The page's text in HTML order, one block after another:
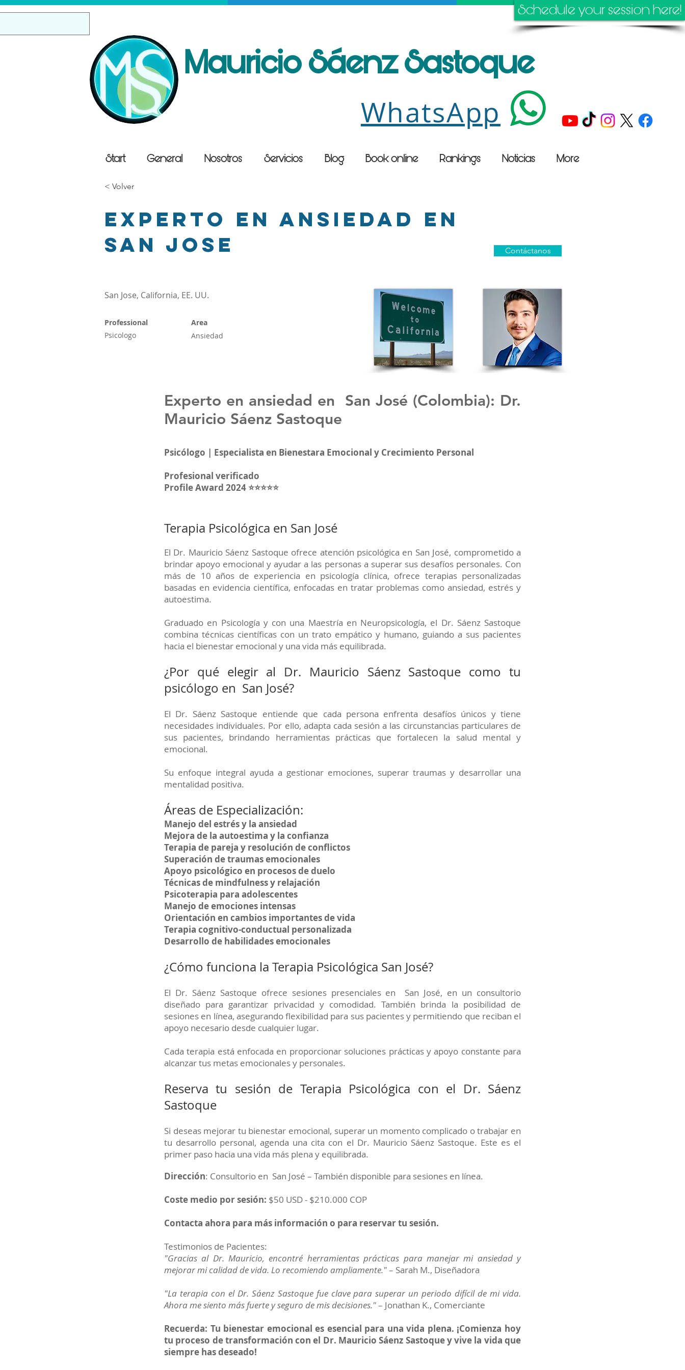
Schedule your session here!
Mauricio Sáenz Sastoque
WhatsApp
< Volver
Experto en ansiedad en
San Jose
Contáctanos
San Jose, California, EE. UU.
Professional
Psicologo
Area
Ansiedad
Experto en ansiedad en San José (Colombia): Dr.
Mauricio Sáenz Sastoque
Psicólogo | Especialista en Bienestara Emocional y Crecimiento Personal
Profesional verificado
Profile Award 2024 ⭐⭐⭐⭐⭐
Terapia Psicológica en San José
El Dr. Mauricio Sáenz Sastoque ofrece atención psicológica en San José, comprometido a
brindar apoyo emocional y ayudar a las personas a superar sus desafíos personales. Con
más de 10 años de experiencia en psicología clínica, ofrece terapias personalizadas
basadas en evidencia científica, enfocadas en tratar problemas como ansiedad, estrés y
autoestima.
Graduado en Psicología y con una Maestría en Neuropsicología, el Dr. Sáenz Sastoque
combina técnicas científicas con un trato empático y humano, guiando a sus pacientes
hacia el bienestar emocional y una vida más equilibrada.
¿Por qué elegir al Dr. Mauricio Sáenz Sastoque como tu
psicólogo en San José?
El Dr. Sáenz Sastoque entiende que cada persona enfrenta desafíos únicos y tiene
necesidades individuales. Por ello, adapta cada sesión a las circunstancias particulares de
sus pacientes, brindando herramientas prácticas que fortalecen la salud mental y
emocional.
Su enfoque integral ayuda a gestionar emociones, superar traumas y desarrollar una
mentalidad positiva.
Áreas de Especialización:
Manejo del estrés y la ansiedad
Mejora de la autoestima y la confianza
Terapia de pareja y resolución de conflictos
Superación de traumas emocionales
Apoyo psicológico en procesos de duelo
Técnicas de mindfulness y relajación
Psicoterapia para adolescentes
Manejo de emociones intensas
Orientación en cambios importantes de vida
Terapia cognitivo-conductual personalizada
Desarrollo de habilidades emocionales
¿Cómo funciona la Terapia Psicológica San José?
El Dr. Sáenz Sastoque ofrece sesiones presenciales en San José, en un consultorio
diseñado para garantizar privacidad y comodidad. También brinda la posibilidad de
sesiones en línea, asegurando flexibilidad para sus pacientes y permitiendo que reciban el
apoyo necesario desde cualquier lugar.
Cada terapia está enfocada en proporcionar soluciones prácticas y apoyo constante para
alcanzar tus metas emocionales y personales.
Reserva tu sesión de Terapia Psicológica con el Dr. Sáenz
Sastoque
Si deseas mejorar tu bienestar emocional, superar un momento complicado o trabajar en
tu desarrollo personal, agenda una cita con el Dr. Mauricio Sáenz Sastoque. Este es el
primer paso hacia una vida más plena y equilibrada.
Dirección: Consultorio en San José – También disponible para sesiones en línea.
Coste medio por sesión: $50 USD - $210.000 COP
Contacta ahora para más información o para reservar tu sesión.
Testimonios de Pacientes:
"Gracias al Dr. Mauricio, encontré herramientas prácticas para manejar mi ansiedad y
mejorar mi calidad de vida. Lo recomiendo ampliamente."– Sarah M., Diseñadora
"La terapia con el Dr. Sáenz Sastoque fue clave para superar un periodo difícil de mi vida.
Ahora me siento más fuerte y seguro de mis decisiones."– Jonathan K., Comerciante
Recuerda: Tu bienestar emocional es esencial para una vida plena. ¡Comienza hoy
tu proceso de transformación con el Dr. Mauricio Sáenz Sastoque y vive la vida que
siempre has deseado!
Start General Nosotros Servicios Blog Book online Rankings Noticias More